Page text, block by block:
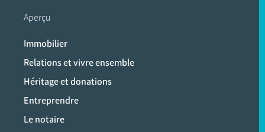
Aperçu
Immobilier
Relations et vivre ensemble
Héritage et donations
Entreprendre
Le notaire